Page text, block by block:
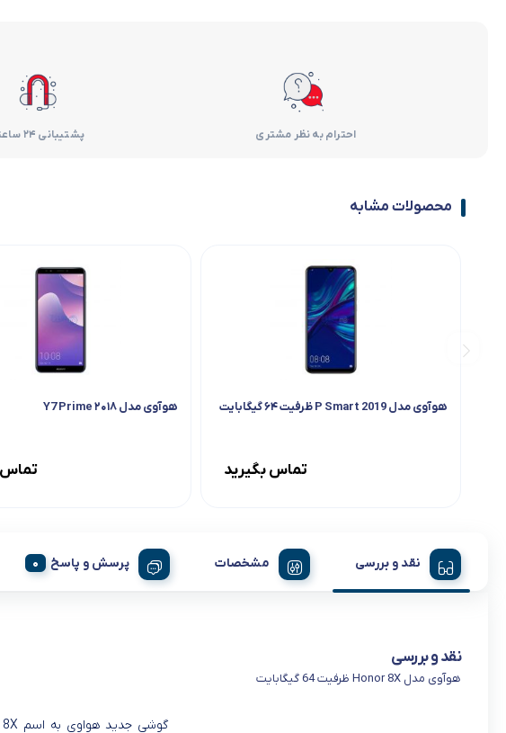
احترام به نظر مشتری پشتیبانی 24 ساعته
محصولات مشابه
هوآوی مدل 2019 P Smart ظرفیت ۶۴ گیگابایت
تماس بگیرید
هوآوی مدل ۲۰۱۸ Y7 Prime
تماس
نقد و بررسی مشخصات پرسش و پاسخ
نقد و بررسی
هوآوی مدل Honor 8X ظرفیت 64 گیگابایت